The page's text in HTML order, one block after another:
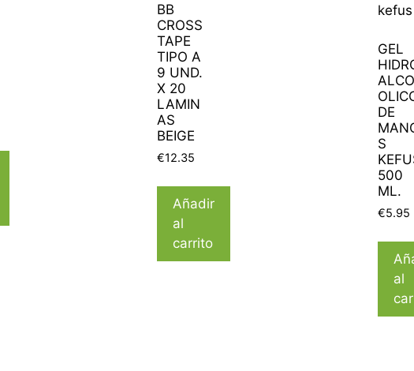
BB
CROSS
TAPE
TIPO A
9 UND.
X 20
LAMIN
AS
BEIGE
€12.35
Añadir
al
carrito
GEL
DE
S
500
ML.
€5.95
al